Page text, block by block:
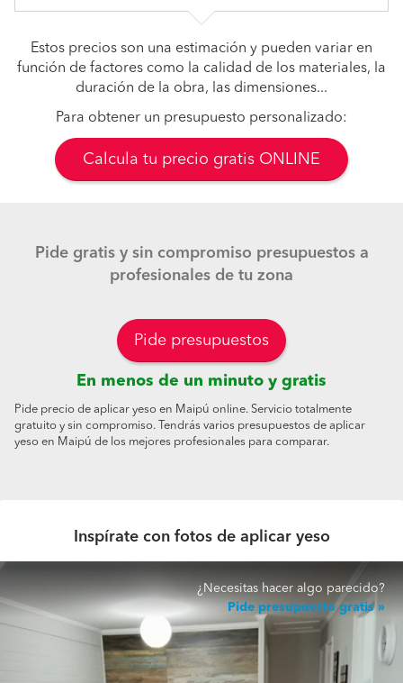
Estos precios son una estimación y pueden variar en
función de factores como la calidad de los materiales, la
duración de la obra, las dimensiones...
Para obtener un presupuesto personalizado:
Calcula tu precio gratis ONLINE
Pide gratis y sin compromiso presupuestos a
profesionales de tu zona
Pide presupuestos
En menos de un minuto y gratis
Pide precio de aplicar yeso en Maipú online. Servicio totalmente
gratuito y sin compromiso. Tendrás varios presupuestos de aplicar
yeso en Maipú de los mejores profesionales para comparar.
Inspírate con fotos de aplicar yeso
¿Necesitas hacer algo parecido?
Pide presupuesto gratis